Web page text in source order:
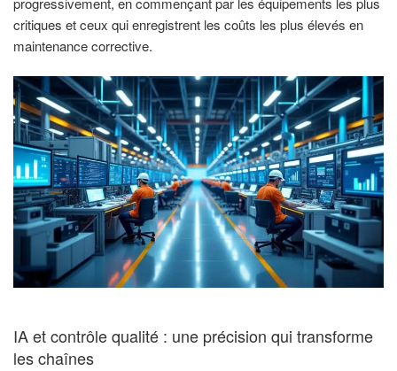
critiques et ceux qui enregistrent les coûts les plus élevés en
maintenance corrective.
IA et contrôle qualité : une précision qui transforme
les chaînes